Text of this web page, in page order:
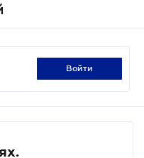
войти